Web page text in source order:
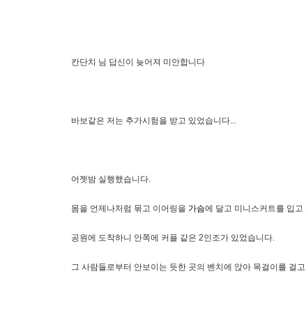
칸단치 님 답신이 늦어져 미안합니다
바보같은 저는 추가시험을 받고 있었습니다...
어젯밤 실행했습니다.
몸을 언제나처럼 묶고 이어링을 가슴에 달고 미니스커트를 입
공원에 도착하니 안쪽에 커플 같은 2인조가 있었습니다.
그 사람들로부터 안보이는 듯한 곳의 벤치에 앉아 목걸이를 걸